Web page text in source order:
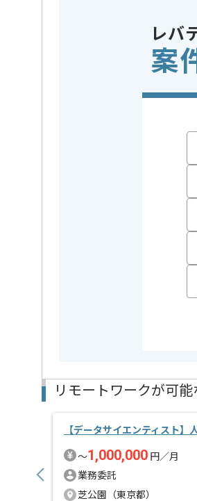
この案件のポイント 業
特徴
支
大手自動車メーカーの源流
グローバルに展開している
基本的には一部リモートで
作業開始時間および終了時
ご自身のライフスタイルに
レバ
案
リモートワークが可
【データサイエンティスト
〜1,000,000 円／月
業務委託
芝公園（東京都）